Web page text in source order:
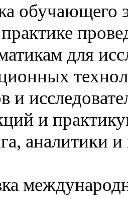
обучающего
для
и
и
аналитики